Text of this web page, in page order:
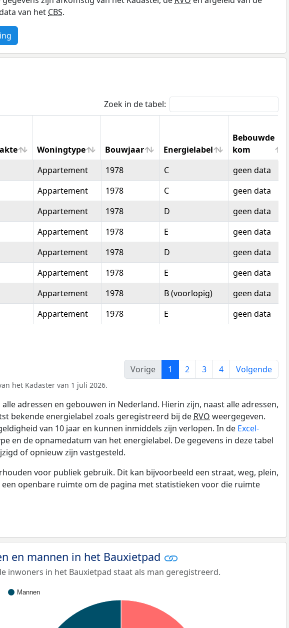
van het CBS.
Zoek in de tabel:
Woningtype Bouwjaar Energielabel
Bebouwde
kom
Woningtype Bouwjaar Energielabel
Bebouwde
kom
Appartement 1978 C
geen data
Appartement 1978 C
geen data
Appartement 1978 D
geen data
Appartement 1978 E
geen data
Appartement 1978 D
geen data
Appartement 1978 E
geen data
Appartement 1978 B (voorlopig)
geen data
Appartement 1978 E geen data
Vorige
1 2 3 4 Volgende
het Kadaster van 1 juli 2026.
adressen en gebouwen in Nederland. Hierin zijn, naast alle adressen,
bekende energielabel zoals geregistreerd bij de RVO weergegeven.
van 10 jaar en kunnen inmiddels zijn verlopen. In de Excel-
en de opnamedatum van het energielabel. De gegevens in deze tabel
of opnieuw zijn vastgesteld.
voor publiek gebruik. Dit kan bijvoorbeeld een straat, weg, plein,
openbare ruimte om de pagina met statistieken voor die ruimte
en mannen in het Bauxietpad
inwoners in het Bauxietpad staat als man geregistreerd.
Mannen